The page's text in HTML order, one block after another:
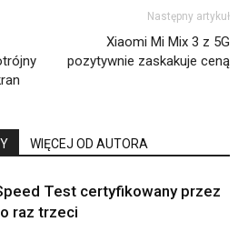
Następny artykuł
Xiaomi Mi Mix 3 z 5G
pozytywnie zaskakuje ceną
WIĘCEJ OD AUTORA
Test certyfikowany przez
raz trzeci